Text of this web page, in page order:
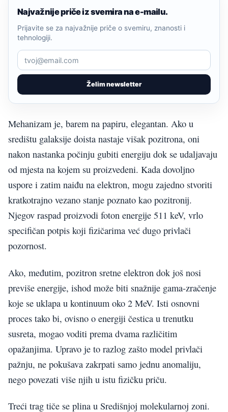
Najvažnije priče iz svemira na e-mailu.
Želim newsletter
Prijavite se za najvažnije priče o svemiru, znanosti i
tehnologiji.
Mehanizam je, barem na papiru, elegantan. Ako u
središtu galaksije doista nastaje višak pozitrona, oni
nakon nastanka počinju gubiti energiju dok se udaljavaju
od mjesta na kojem su proizvedeni. Kada dovoljno
uspore i zatim naiđu na elektron, mogu zajedno stvoriti
kratkotrajno vezano stanje poznato kao pozitronij.
Njegov raspad proizvodi foton energije 511 keV, vrlo
specifičan potpis koji fizičarima već dugo privlači
pozornost.
Ako, međutim, pozitron sretne elektron dok još nosi
previše energije, ishod može biti snažnije gama-zračenje
koje se uklapa u kontinuum oko 2 MeV. Isti osnovni
proces tako bi, ovisno o energiji čestica u trenutku
susreta, mogao voditi prema dvama različitim
opažanjima. Upravo je to razlog zašto model privlači
pažnju, ne pokušava zakrpati samo jednu anomaliju,
nego povezati više njih u istu fizičku priču.
Treći trag tiče se plina u Središnjoj molekularnoj zoni.